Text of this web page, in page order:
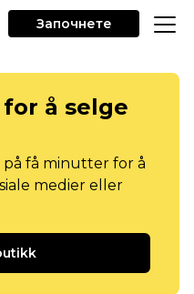
Започнете
å selge
få minutter for å
medier eller